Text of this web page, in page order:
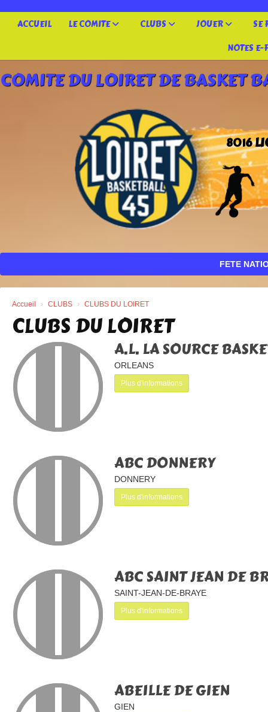
ACCUEIL LE COMITE CLUBS JOUER
SE
NOTES E-
COMITE DU LOIRET DE BASKET
8016
FETE NATIONALE
Accueil CLUBS CLUBS DU LOIRET
CLUBS DU LOIRET
A.L. LA SOURCE
ORLEANS
Plus d'informations
ABC DONNERY
DONNERY
Plus d'informations
ABC SAINT JEAN DE
SAINT-JEAN-DE-BRAYE
Plus d'informations
ABEILLE DE GIEN
GIEN